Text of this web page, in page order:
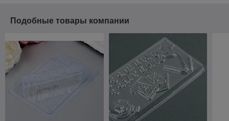
Подобные товары компании